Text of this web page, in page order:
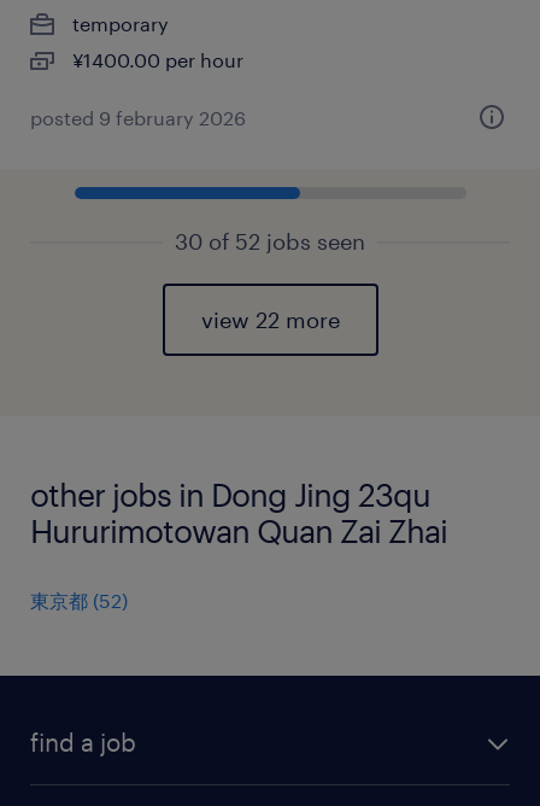
temporary
¥1400.00 per hour
posted 9 february 2026
30 of 52 jobs seen
view 22 more
other jobs in Dong Jing 23qu
Hururimotowan Quan Zai Zhai
東京都 (52)
find a job